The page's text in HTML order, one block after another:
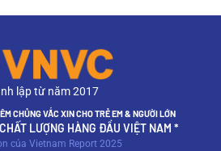
lập từ năm 2017
CHỦNG VẮC XIN CHO TRẺ EM & NGƯỜI LỚN
LƯỢNG HÀNG ĐẦU VIỆT NAM *
của Vietnam Report 2025